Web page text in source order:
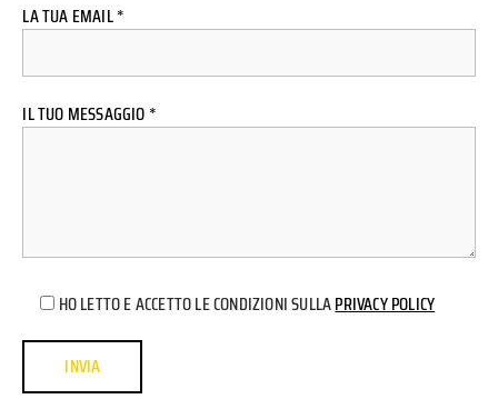
LA TUA EMAIL *
IL TUO MESSAGGIO *
HO LETTO E ACCETTO LE CONDIZIONI SULLAPRIVACY POLICY